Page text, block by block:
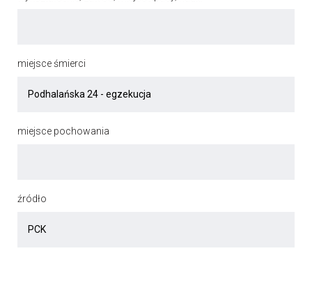
miejsce śmierci
miejsce pochowania
źródło